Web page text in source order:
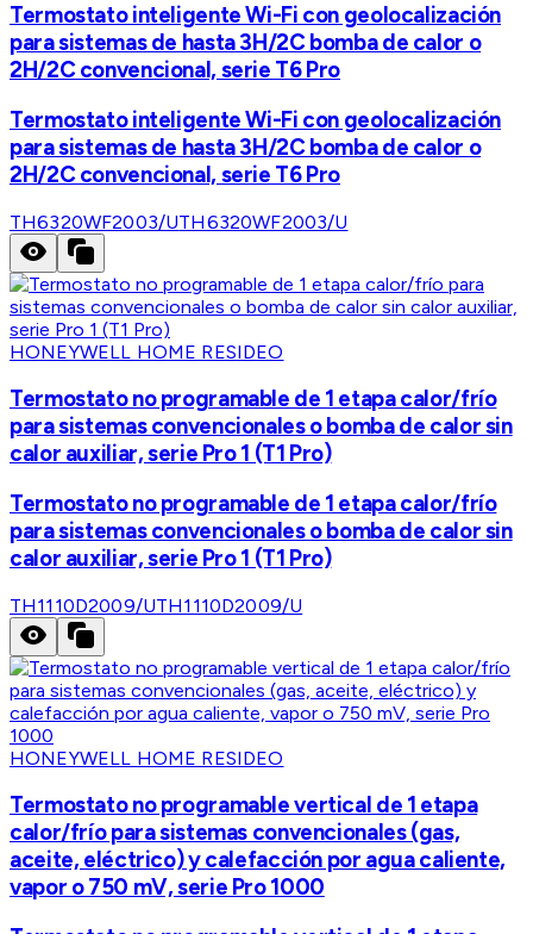
Termostato inteligente Wi-Fi con geolocalización
para sistemas de hasta 3H/2C bomba de calor o
2H/2C convencional, serie T6 Pro
Termostato inteligente Wi-Fi con geolocalización
para sistemas de hasta 3H/2C bomba de calor o
2H/2C convencional, serie T6 Pro
TH6320WF2003/UTH6320WF2003/U
HONEYWELL HOME RESIDEO
Termostato no programable de 1 etapa calor/frío
para sistemas convencionales o bomba de calor sin
calor auxiliar, serie Pro 1 (T1 Pro)
Termostato no programable de 1 etapa calor/frío
para sistemas convencionales o bomba de calor sin
calor auxiliar, serie Pro 1 (T1 Pro)
TH1110D2009/UTH1110D2009/U
HONEYWELL HOME RESIDEO
Termostato no programable vertical de 1 etapa
calor/frío para sistemas convencionales (gas,
aceite, eléctrico) y calefacción por agua caliente,
vapor o 750 mV, serie Pro 1000